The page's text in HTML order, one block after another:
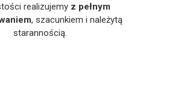
realizujemy z pełnym
, szacunkiem i należytą
starannością.